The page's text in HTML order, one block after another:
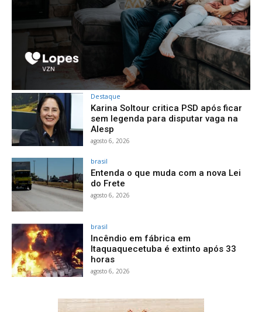
Destaque
Karina Soltour critica PSD após ficar
sem legenda para disputar vaga na
Alesp
agosto 6, 2026
brasil
Entenda o que muda com a nova Lei
do Frete
agosto 6, 2026
brasil
Incêndio em fábrica em
Itaquaquecetuba é extinto após 33
horas
agosto 6, 2026